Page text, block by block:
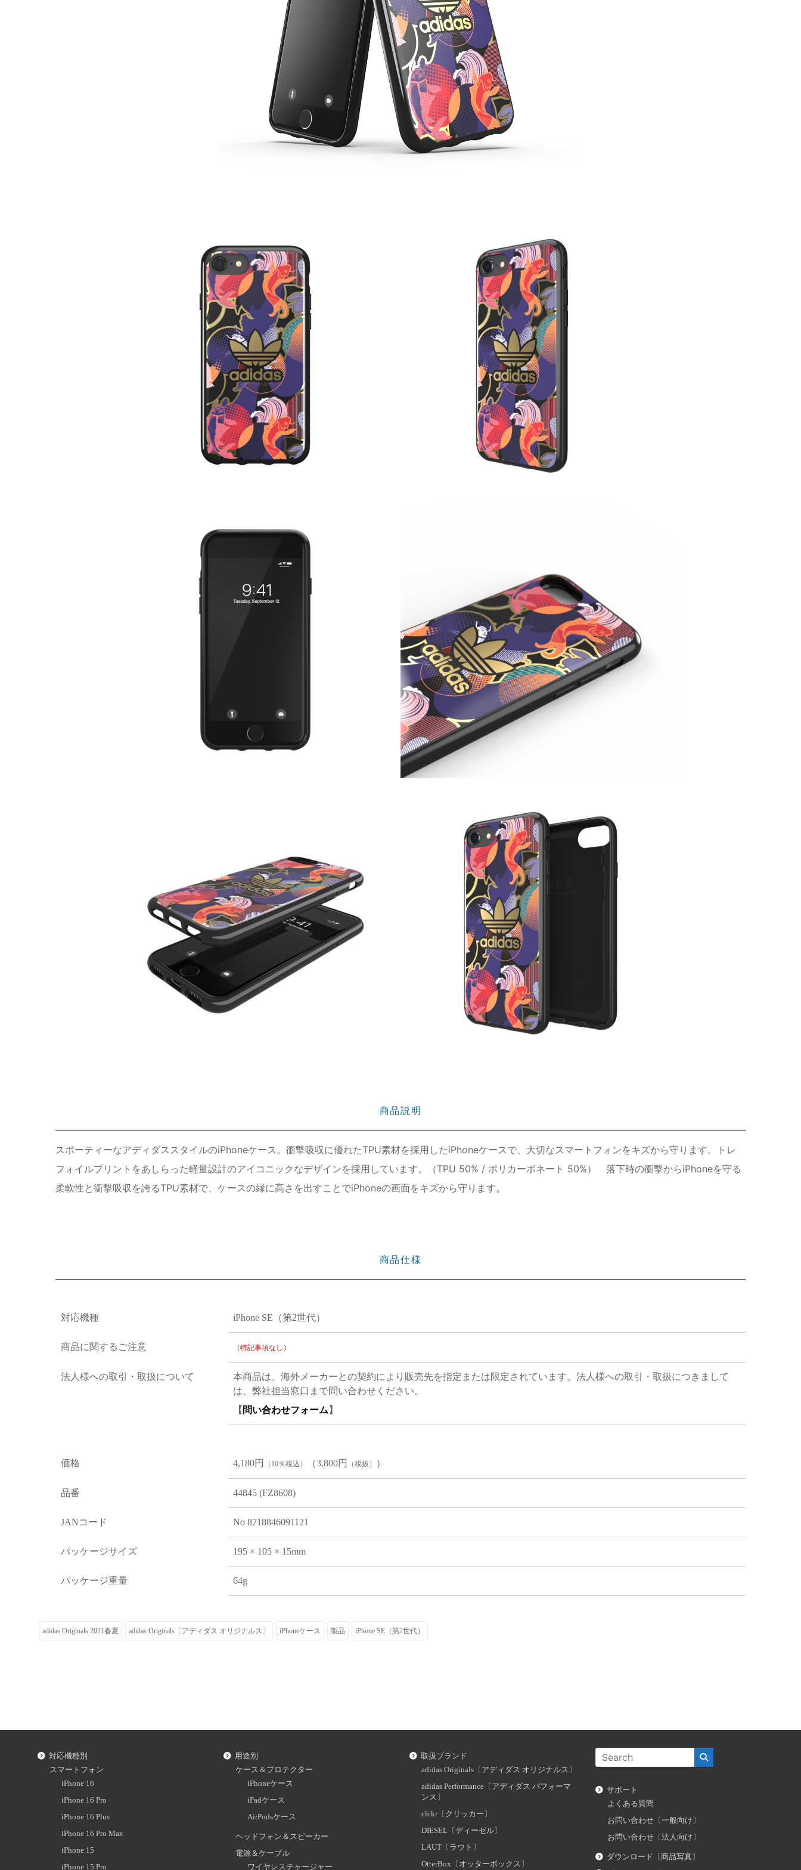
商品説明
スポーティーなアディダススタイルのiPhoneケース。衝撃吸収に優れたTPU素材を採用したiPhoneケースで、大切なスマートフォンをキズから守ります。トレ
フォイルプリントをあしらった軽量設計のアイコニックなデザインを採用しています。（TPU 50% / ポリカーボネート 50%） 落下時の衝撃からiPhoneを守る
柔軟性と衝撃吸収を誇るTPU素材で、ケースの縁に高さを出すことでiPhoneの画面をキズから守ります。
商品仕様
対応機種 iPhone SE（第2世代）
商品に関するご注意 （特記事項なし）
法人様への取引・取扱について
本商品は、海外メーカーとの契約により販売先を指定または限定されています。法人様への取引・取扱につきまして
は、弊社担当窓口まで問い合わせください。
【 問い合わせフォーム 】
価格 4,180円 （10％税込） （3,800円 （税抜） ）
品番 44845 (FZ8608)
JANコード No 8718846091121
パッケージサイズ 195 × 105 × 15mm
パッケージ重量 64g
adidas Originals 2021春夏 adidas Originals〔アディダス オリジナルス〕 iPhoneケース 製品 iPhone SE（第2世代）
対応機種別
スマートフォン
iPhone 16
iPhone 16 Pro
iPhone 16 Plus
iPhone 16 Pro Max
iPhone 15
iPhone 15 Pro
用途別
ケース＆プロテクター
iPhoneケース
iPadケース
AirPodsケース
ヘッドフォン＆スピーカー
電源＆ケーブル
ワイヤレスチャージャー
取扱ブランド
adidas Originals〔アディダス オリジナルス〕
adidas Performance〔アディダス パフォーマ
ンス〕
clckr〔クリッカー〕
DIESEL〔ディーゼル〕
LAUT〔ラウト〕
OtterBox〔オッターボックス〕
サポート
よくある質問
お問い合わせ〔一般向け〕
お問い合わせ〔法人向け〕
ダウンロード〔商品写真〕